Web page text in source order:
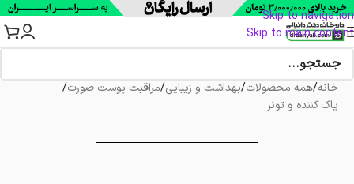
Skip to navigation
Skip to main content
خانه/همه محصولات/بهداشت و زیبایی/مراقبت پوست صورت/
پاک کننده و تونر